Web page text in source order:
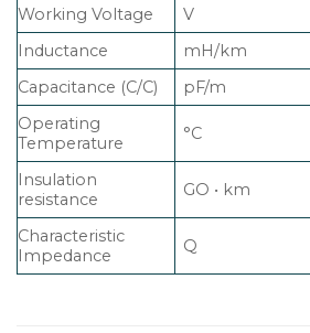
Working Voltage
V
Inductance
mH/km
Capacitance (C/C)
pF/m
Operating
Temperature
°C
Insulation
resistance
GO • km
Characteristic
Impedance
Q